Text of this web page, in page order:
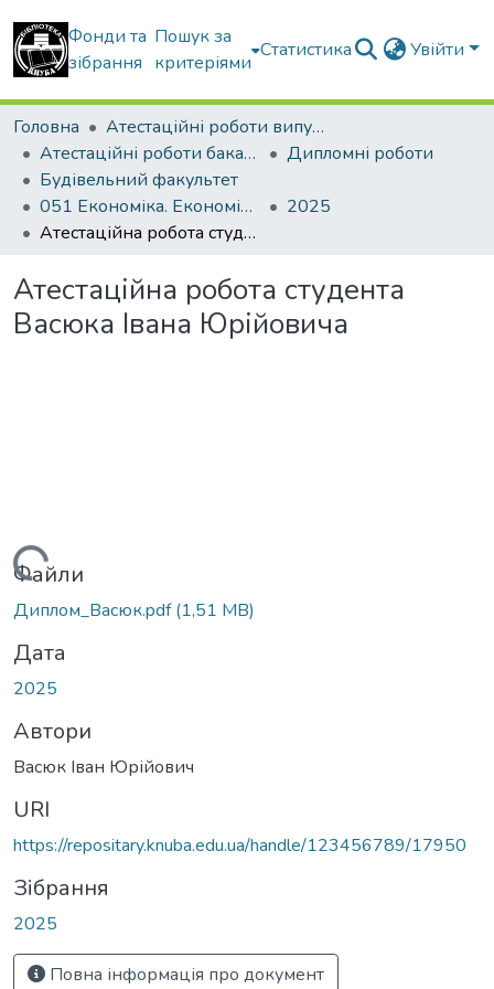
Фонди та
зібрання
Пошук за
критеріями
Статистика Увійти
Головна
Атестаційні роботи випускників
Атестаційні роботи бакалаврів
Дипломні роботи
Будівельний факультет
051 Економіка. Економіка підприємства
2025
Атестаційна робота студента Васюка Івана Юрійовича
Атестаційна робота студента
Васюка Івана Юрійовича
Вантажиться...
Файли
Диплом_Васюк.pdf(1,51 MB)
Дата
2025
Автори
Васюк Іван Юрійович
URI
https://repositary.knuba.edu.ua/handle/123456789/17950
Зібрання
2025
Повна інформація про документ